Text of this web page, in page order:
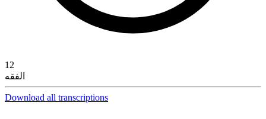
12
الفقه
Download all transcriptions